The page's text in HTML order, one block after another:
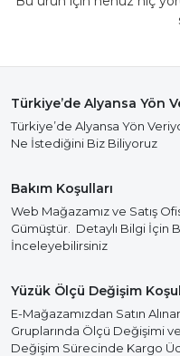
Türkiye’de Alyansa Yön
Türkiye’de Alyansa Yön
Ne İstediğini Biz Biliyoruz
Bakım Koşulları
Web Mağazamız ve Satış
Gümüştür. Detaylı Bilgi İçin
İnceleyebilirsiniz
Yüzük Ölçü Değişim
E-Mağazamızdan Satın
Gruplarında Ölçü Değişimi
Değişim Sürecinde Kargo